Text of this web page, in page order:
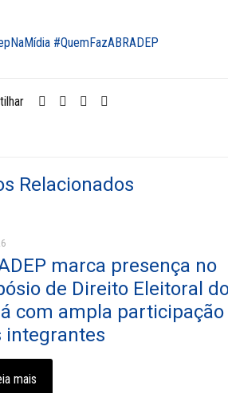
#QuemFazABRADEP
Relacionados
marca presença no
de Direito Eleitoral
com ampla participação
integrantes
mais